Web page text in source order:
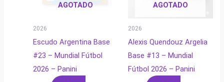
AGOTADO
2026
Escudo Argentina Base
#23 – Mundial Fútbol
2026 – Panini
AGOTADO
2026
Alexis Quendouz Argelia
Base #13 – Mundial
Fútbol 2026 – Panini